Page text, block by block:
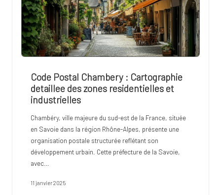
Code Postal Chambery : Cartographie
detaillee des zones residentielles et
industrielles
Chambéry, ville majeure du sud-est de la France, située
en Savoie dans la région Rhône-Alpes, présente une
organisation postale structurée reflétant son
développement urbain. Cette préfecture de la Savoie,
avec…
11 janvier 2025